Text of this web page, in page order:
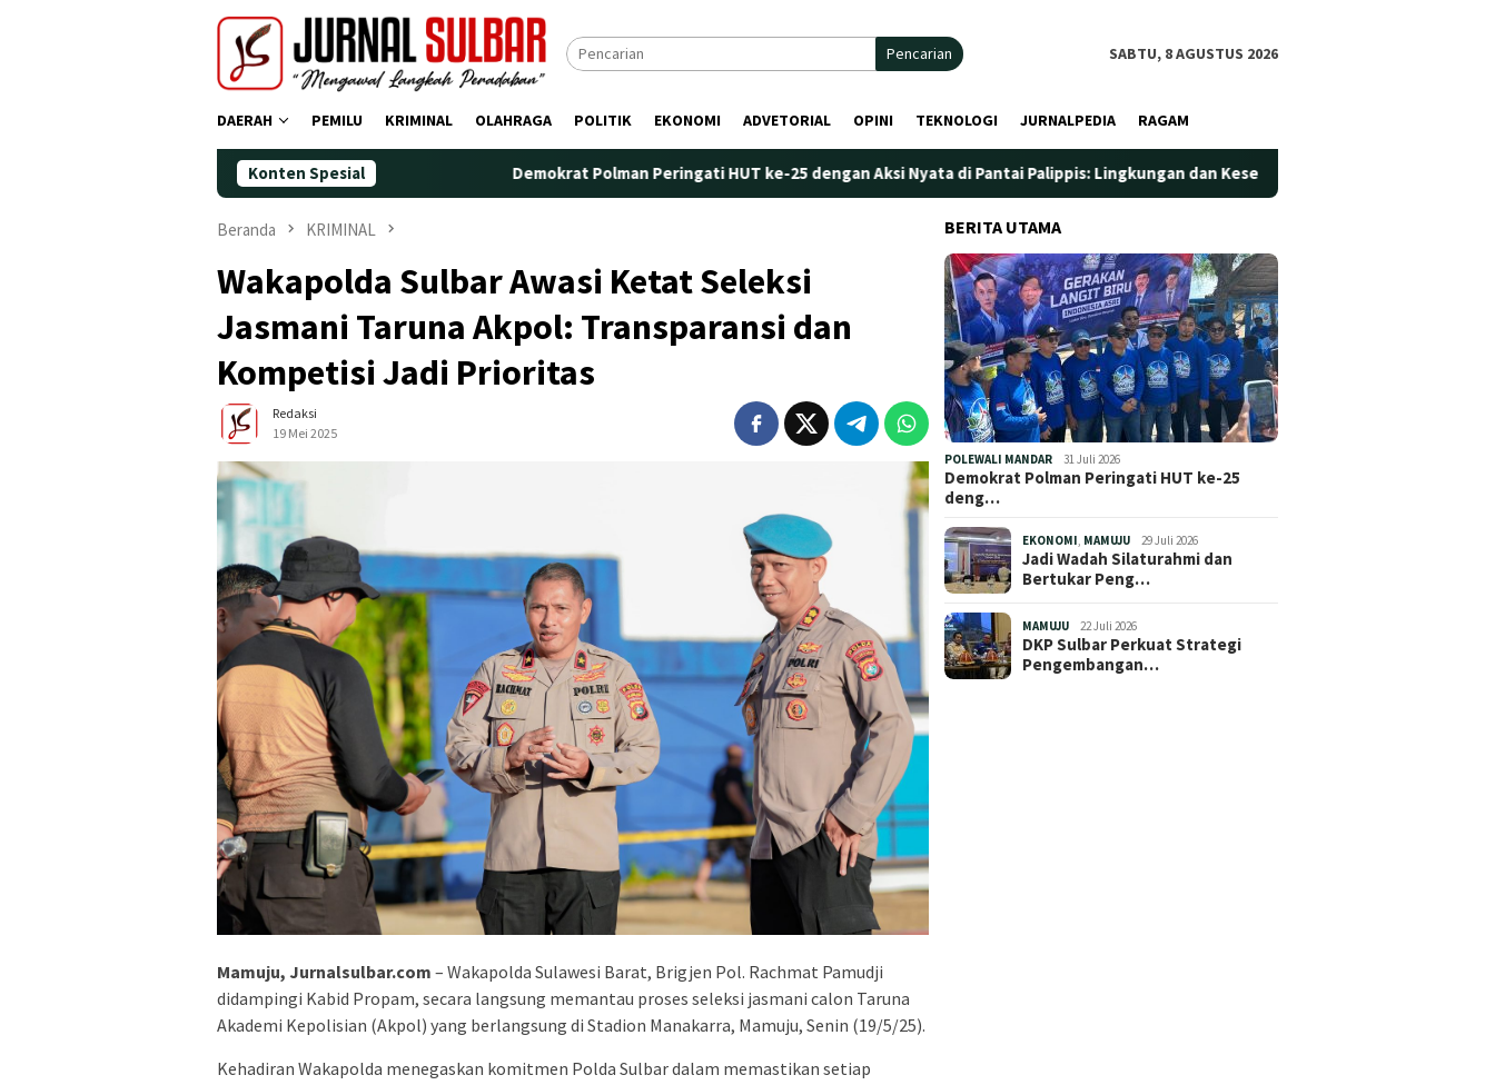
Pencarian SABTU, 8 AGUSTUS 2026
DAERAH PEMILU KRIMINAL OLAHRAGA POLITIK EKONOMI ADVETORIAL OPINI TEKNOLOGI JURNALPEDIA RAGAM
Konten Spesial Demokrat Polman Peringati HUT ke-25 dengan Aksi Nyata di Pantai Palippis: Lingkungan dan Kesehatan Jadi Prioritas
Beranda KRIMINAL
Wakapolda Sulbar Awasi Ketat Seleksi
Jasmani Taruna Akpol: Transparansi dan
Kompetisi Jadi Prioritas
Redaksi
19 Mei 2025
Mamuju, Jurnalsulbar.com – Wakapolda Sulawesi Barat, Brigjen Pol. Rachmat Pamudji
didampingi Kabid Propam, secara langsung memantau proses seleksi jasmani calon Taruna
Akademi Kepolisian (Akpol) yang berlangsung di Stadion Manakarra, Mamuju, Senin (19/5/25).
Kehadiran Wakapolda menegaskan komitmen Polda Sulbar dalam memastikan setiap
BERITA UTAMA
POLEWALI MANDAR 31 Juli 2026
Demokrat Polman Peringati HUT ke-25
deng…
EKONOMI MAMUJU 29 Juli 2026
Jadi Wadah Silaturahmi dan
Bertukar Peng…
MAMUJU 22 Juli 2026
DKP Sulbar Perkuat Strategi
Pengembangan…